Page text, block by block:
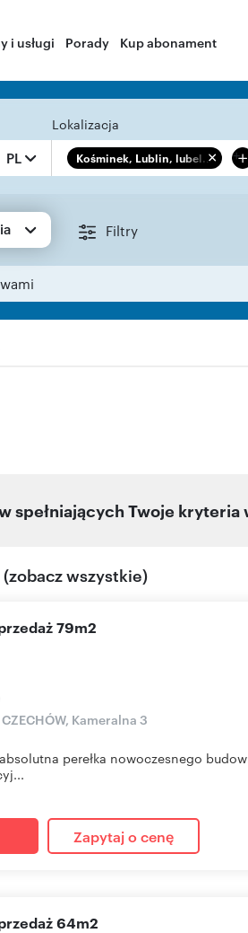
i usługi Porady Kup abonament
PL
Lokalizacja
Kośminek, Lublin, lubel... +
Filtry
spełniających Twoje kryteria
(zobacz wszystkie)
79m2
Kameralna 3
perełka nowoczesnego
Zapytaj o cenę
64m2